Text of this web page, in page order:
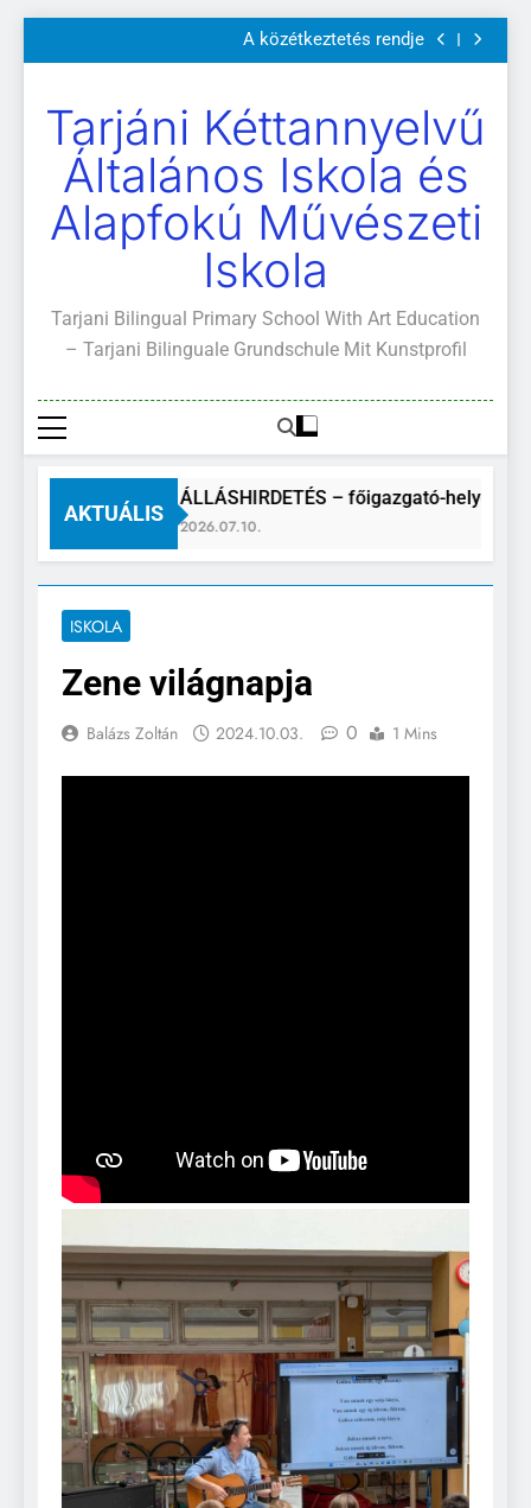
a
Szülői értekezletek 2026. május 04-14.
A közétkeztetés rendje
Kötelező és ajánlott olvasmányok
Szülői értekezletek 2026. május 04-14.
A közétkeztetés rendje
Kötelező és ajánlott olvasmányok
A Mi Világunk!
Tarjáni Kéttannyelvű
Általános Iskola és
Alapfokú Művészeti
Iskola
Tarjani Bilingual Primary School With Art Education
– Tarjani Bilinguale Grundschule Mit Kunstprofil
AKTUÁLIS
ÁLLÁSHIRDETÉS – főigazgató-helyettes
2026.07.10.
ISKOLA
Zene világnapja
Balázs Zoltán 2024.10.03. 0 1 Mins